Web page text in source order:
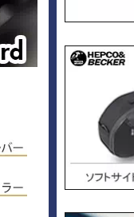
250
1000
Strom
Z4S
DR-Z4SM
King